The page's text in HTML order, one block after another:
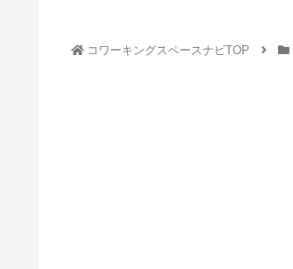
コワーキングスペースナビTOP